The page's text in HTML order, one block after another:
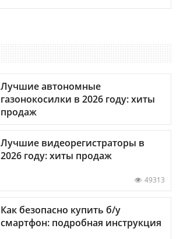
Лучшие автономные
газонокосилки в 2026 году: хиты
продаж
Лучшие видеорегистраторы в
2026 году: хиты продаж
49313
Как безопасно купить б/у
смартфон: подробная инструкция